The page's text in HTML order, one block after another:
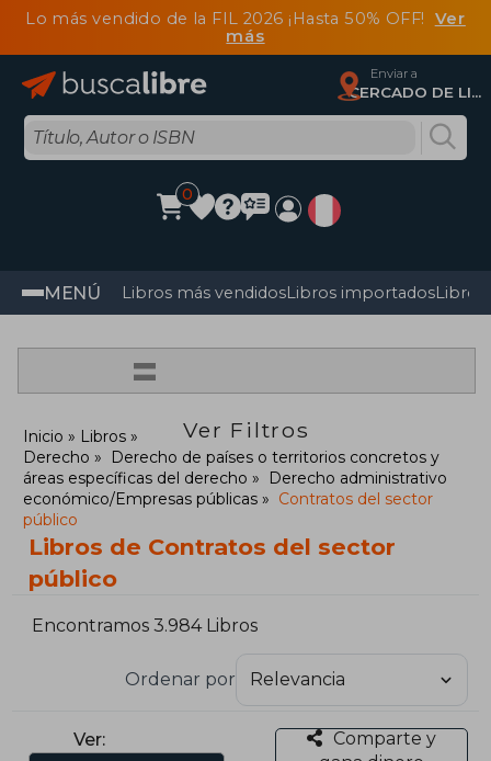
Lo más vendido de la FIL 2026 ¡Hasta 50% OFF! Ver
más
Enviar a
CERCADO DE LIMA, Lima
0
MENÚ Libros más vendidosLibros importadosLibros
=
Ver Filtros
Inicio
Libros
Derecho
Derecho de países o territorios concretos y
áreas específicas del derecho
Derecho administrativo
económico/Empresas públicas
Contratos del sector
público
Libros de Contratos del sector
público
Encontramos 3.984 Libros
Ordenar por
Ver:
Comparte y